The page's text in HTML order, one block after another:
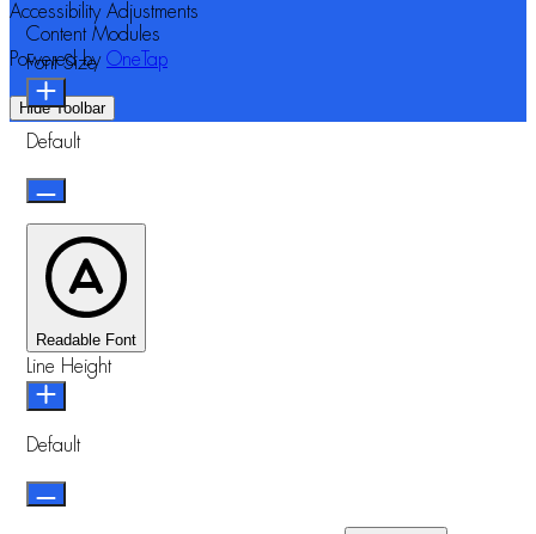
Accessibility Adjustments
Powered by OneTap
Hide Toolbar
Content Modules
Font Size
Default
Readable Font
Line Height
Default